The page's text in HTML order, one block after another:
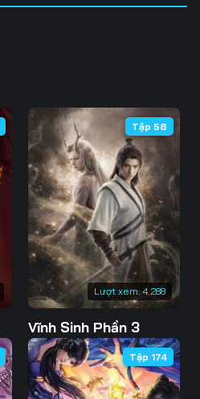
38 39
47 48
51
54
57
60
63
66
68 69
Lượt xem: 4.288
Tập 58
Vĩnh Sinh Phần 3
Tập 174